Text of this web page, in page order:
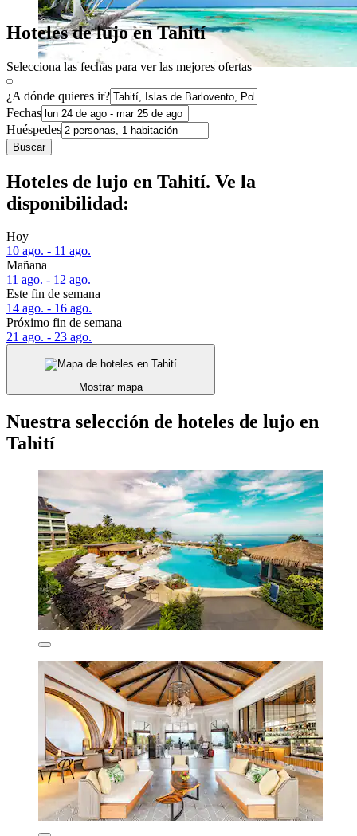
Hoteles de lujo en Tahití
Selecciona las fechas para ver las mejores ofertas
¿A dónde quieres ir?
Fechas
Huéspedes
Buscar
Hoteles de lujo en Tahití. Ve la
disponibilidad:
Hoy
10 ago. - 11 ago.
Mañana
11 ago. - 12 ago.
Este fin de semana
14 ago. - 16 ago.
Próximo fin de semana
21 ago. - 23 ago.
Mostrar mapa
Nuestra selección de hoteles de lujo en
Tahití